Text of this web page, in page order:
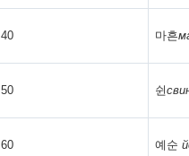
40 마흔
50 쉰
60 예순